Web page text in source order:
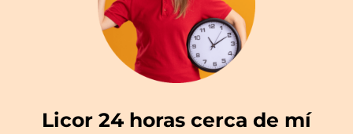
Licor 24 horas cerca de mí